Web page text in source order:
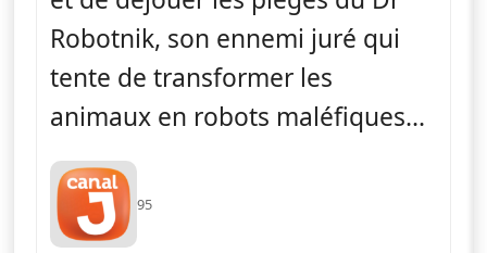
Robotnik, son ennemi juré qui
tente de transformer les
animaux en robots maléfiques...
95